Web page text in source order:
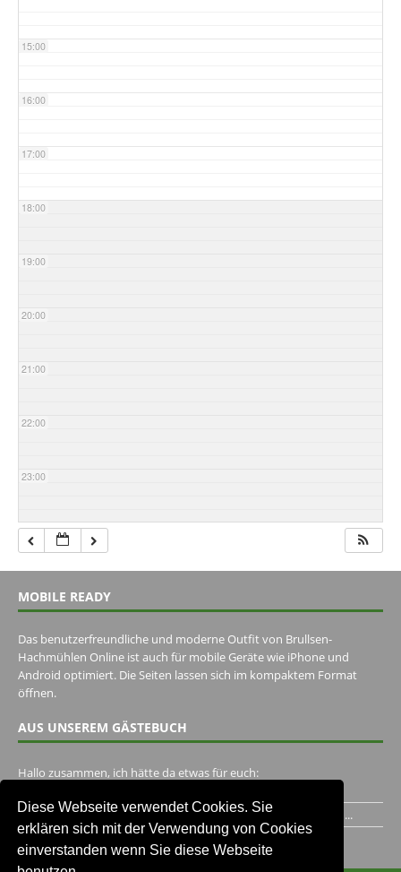
Diese Webseite verwendet Cookies. Sie
erklären sich mit der Verwendung von Cookies
einverstanden wenn Sie diese Webseite
15:00
16:00
17:00
18:00
19:00
20:00
21:00
22:00
23:00
MOBILE READY
Das benutzerfreundliche und moderne Outfit von Brullsen-
Hachmühlen Online ist auch für mobile Geräte wie iPhone und
Android optimiert. Die Seiten lassen sich im kompaktem Format
öffnen.
AUS UNSEREM GÄSTEBUCH
Hallo zusammen, ich hätte da etwas für euch:
Ich habe ein Jahr im Gasthaus Hugo Pape verbracht..Habe ihn...
Unser Gästebuch besuchen